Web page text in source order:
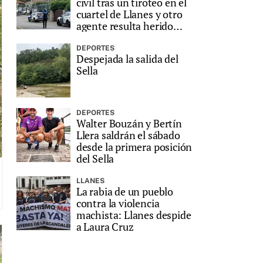
cuartel de Llanes y otro
agente resulta herido
DEPORTES
Despejada la salida del
Sella
DEPORTES
Walter Bouzán y Bertín
Llera saldrán el sábado
desde la primera posición
del Sella
LLANES
La rabia de un pueblo
contra la violencia
machista: Llanes despide
a Laura Cruz